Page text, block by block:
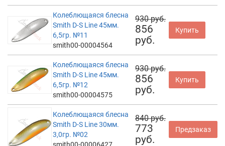
Колеблющаяся блесна
Smith D-S Line 45мм.
6,5гр. №11
smith00-00004564
930 руб.
856
руб.
Купить
Колеблющаяся блесна
Smith D-S Line 45мм.
6,5гр. №12
smith00-00004575
930 руб.
856
руб.
Купить
Колеблющаяся блесна
Smith D-S Line 30мм.
3,0гр. №02
840 руб.
773
руб.
Предзаказ